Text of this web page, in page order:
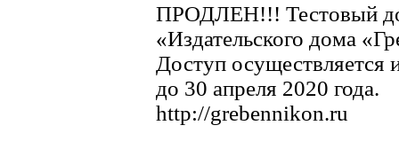
ПРОДЛЕН!!! Тестовый
«Издательского дома
Доступ осуществляется
до 30 апреля 2020 года.
http://grebennikon.ru